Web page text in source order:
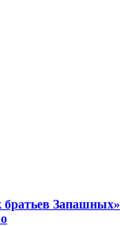
братьев